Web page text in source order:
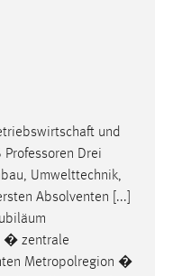
und
Drei
Umwelttechnik,
Absolventen [...]
� zentrale
Metropolregion �